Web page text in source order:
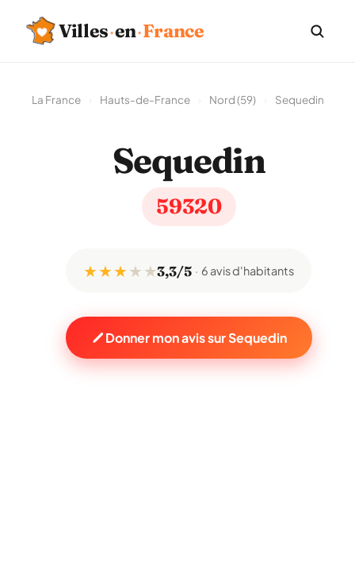
Villes·en·France
La France Hauts-de-France Nord (59) Sequedin
Sequedin
59320
★ ★ ★★ ★3,3/5 6 avis d'habitants
Donner mon avis sur Sequedin